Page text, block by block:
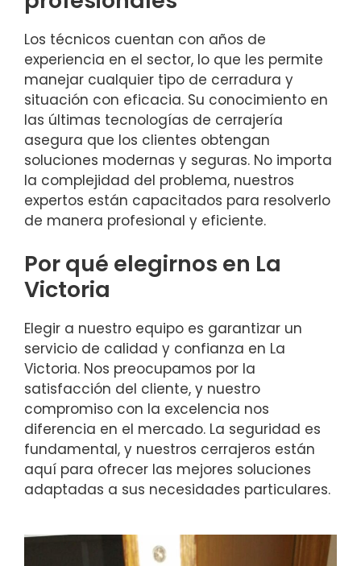
Los técnicos cuentan con años de
experiencia en el sector, lo que les permite
manejar cualquier tipo de cerradura y
situación con eficacia. Su conocimiento en
las últimas tecnologías de cerrajería
asegura que los clientes obtengan
soluciones modernas y seguras. No importa
la complejidad del problema, nuestros
expertos están capacitados para resolverlo
de manera profesional y eficiente.
Por qué elegirnos en La
Victoria
Elegir a nuestro equipo es garantizar un
servicio de calidad y confianza en La
Victoria. Nos preocupamos por la
satisfacción del cliente, y nuestro
compromiso con la excelencia nos
diferencia en el mercado. La seguridad es
fundamental, y nuestros cerrajeros están
aquí para ofrecer las mejores soluciones
adaptadas a sus necesidades particulares.